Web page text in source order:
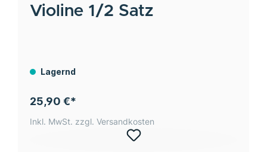
Violine 1/2 Satz
Lagernd
25,90 €*
Inkl. MwSt. zzgl. Versandkosten